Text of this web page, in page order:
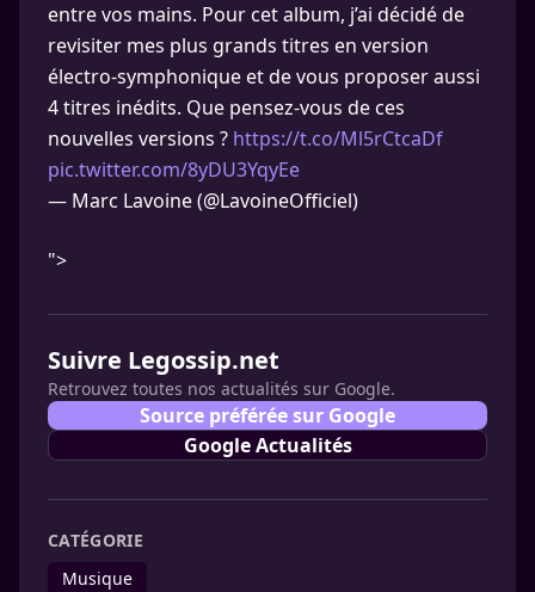
entre vos mains. Pour cet album, j’ai décidé de
revisiter mes plus grands titres en version
électro-symphonique et de vous proposer aussi
4 titres inédits. Que pensez-vous de ces
nouvelles versions ? https://t.co/Ml5rCtcaDf
pic.twitter.com/8yDU3YqyEe
— Marc Lavoine (@LavoineOfficiel)
">
Suivre Legossip.net
Retrouvez toutes nos actualités sur Google.
Source préférée sur Google
Google Actualités
CATÉGORIE
Musique